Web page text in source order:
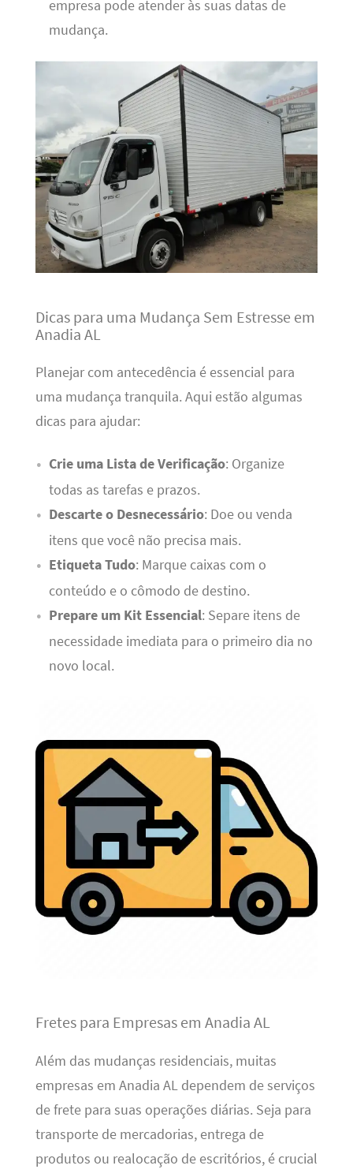
empresa pode atender às suas datas de
mudança.
Dicas para uma Mudança Sem Estresse em
Anadia AL
Planejar com antecedência é essencial para
uma mudança tranquila. Aqui estão algumas
dicas para ajudar:
Crie uma Lista de Verificação: Organize
todas as tarefas e prazos.
Descarte o Desnecessário: Doe ou venda
itens que você não precisa mais.
Etiqueta Tudo: Marque caixas com o
conteúdo e o cômodo de destino.
Prepare um Kit Essencial: Separe itens de
necessidade imediata para o primeiro dia no
novo local.
Fretes para Empresas em Anadia AL
Além das mudanças residenciais, muitas
empresas em Anadia AL dependem de serviços
de frete para suas operações diárias. Seja para
transporte de mercadorias, entrega de
produtos ou realocação de escritórios, é crucial